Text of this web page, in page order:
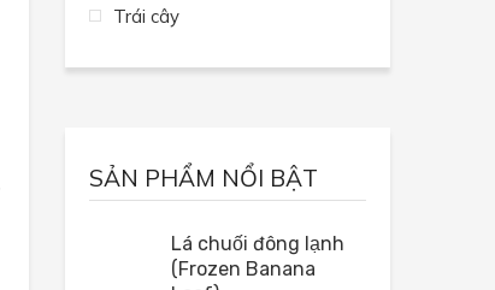
Trái cây
SẢN PHẨM NỔI BẬT
Lá chuối đông lạnh
(Frozen Banana